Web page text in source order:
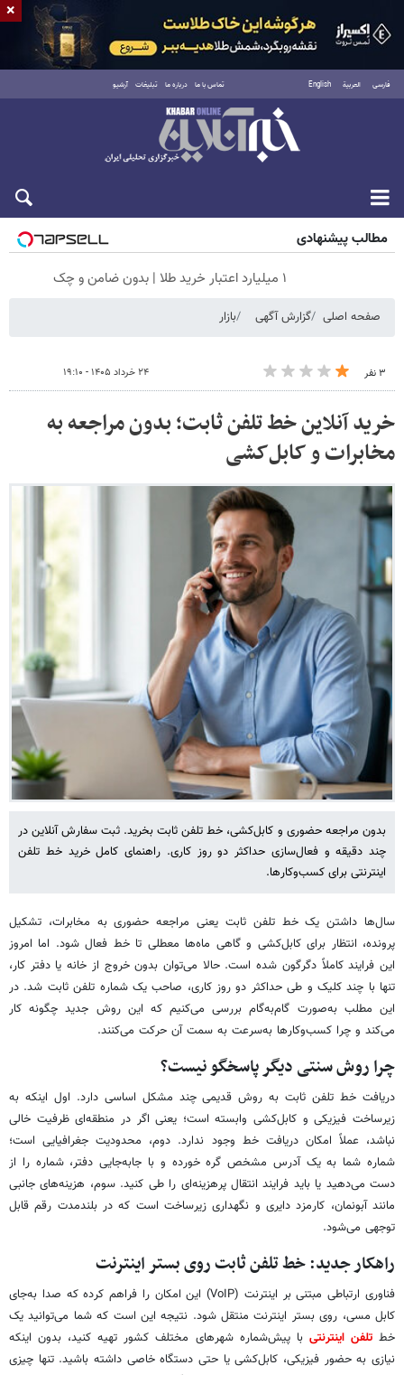
فارسی العربية English تماس با ما درباره ما تبلیغات آرشیو
پنجشنبه ۱۵ مرداد ۱۴۰۵
مطالب پیشنهادی
۱ میلیارد اعتبار خرید طلا | بدون ضامن و چک
صفحه اصلی گزارش آگهی بازار
۳ نفر ۲۴ خرداد ۱۴۰۵ - ۱۹:۱۰
خرید آنلاین خط تلفن ثابت؛ بدون مراجعه به
مخابرات و کابل‌کشی
بدون مراجعه حضوری و کابل‌کشی، خط تلفن ثابت بخرید. ثبت سفارش آنلاین در
چند دقیقه و فعال‌سازی حداکثر دو روز کاری. راهنمای کامل خرید خط تلفن
اینترنتی برای کسب‌وکارها.
سال‌ها داشتن یک خط تلفن ثابت یعنی مراجعه حضوری به مخابرات، تشکیل
پرونده، انتظار برای کابل‌کشی و گاهی ماه‌ها معطلی تا خط فعال شود. اما امروز
این فرایند کاملاً دگرگون شده است. حالا می‌توان بدون خروج از خانه یا دفتر کار،
تنها با چند کلیک و طی حداکثر دو روز کاری، صاحب یک شماره تلفن ثابت شد. در
این مطلب به‌صورت گام‌به‌گام بررسی می‌کنیم که این روش جدید چگونه کار
می‌کند و چرا کسب‌وکارها به‌سرعت به سمت آن حرکت می‌کنند.
چرا روش سنتی دیگر پاسخگو نیست؟
دریافت خط تلفن ثابت به روش قدیمی چند مشکل اساسی دارد. اول اینکه به
زیرساخت فیزیکی و کابل‌کشی وابسته است؛ یعنی اگر در منطقه‌ای ظرفیت خالی
نباشد، عملاً امکان دریافت خط وجود ندارد. دوم، محدودیت جغرافیایی است؛
شماره شما به یک آدرس مشخص گره خورده و با جابه‌جایی دفتر، شماره را از
دست می‌دهید یا باید فرایند انتقال پرهزینه‌ای را طی کنید. سوم، هزینه‌های جانبی
مانند آبونمان، کارمزد دایری و نگهداری زیرساخت است که در بلندمدت رقم قابل
توجهی می‌شود.
راهکار جدید: خط تلفن ثابت روی بستر اینترنت
فناوری ارتباطی مبتنی بر اینترنت (VoIP) این امکان را فراهم کرده که صدا به‌جای
کابل مسی، روی بستر اینترنت منتقل شود. نتیجه این است که شما می‌توانید یک
خطتلفن اینترنتی با پیش‌شماره شهرهای مختلف کشور تهیه کنید، بدون اینکه
نیازی به حضور فیزیکی، کابل‌کشی یا حتی دستگاه خاصی داشته باشید. تنها چیزی
×